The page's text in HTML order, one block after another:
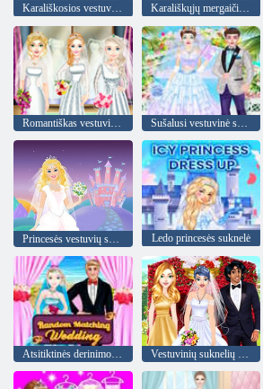
Karališkųjų mergaičių vestuvių diena
Romantiškas vestuvių salonas Sušalusi vestuvinė suknelė
Princesės vestuvių suknelės žaidimas Ledo princesės suknelė